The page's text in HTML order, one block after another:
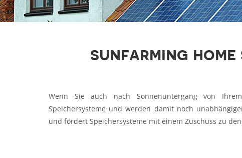
sunfarming
Wenn Sie auch nach Sonnenuntergang von
Speichersysteme und werden damit noch
und fördert Speichersysteme mit einem Zuschuss zu